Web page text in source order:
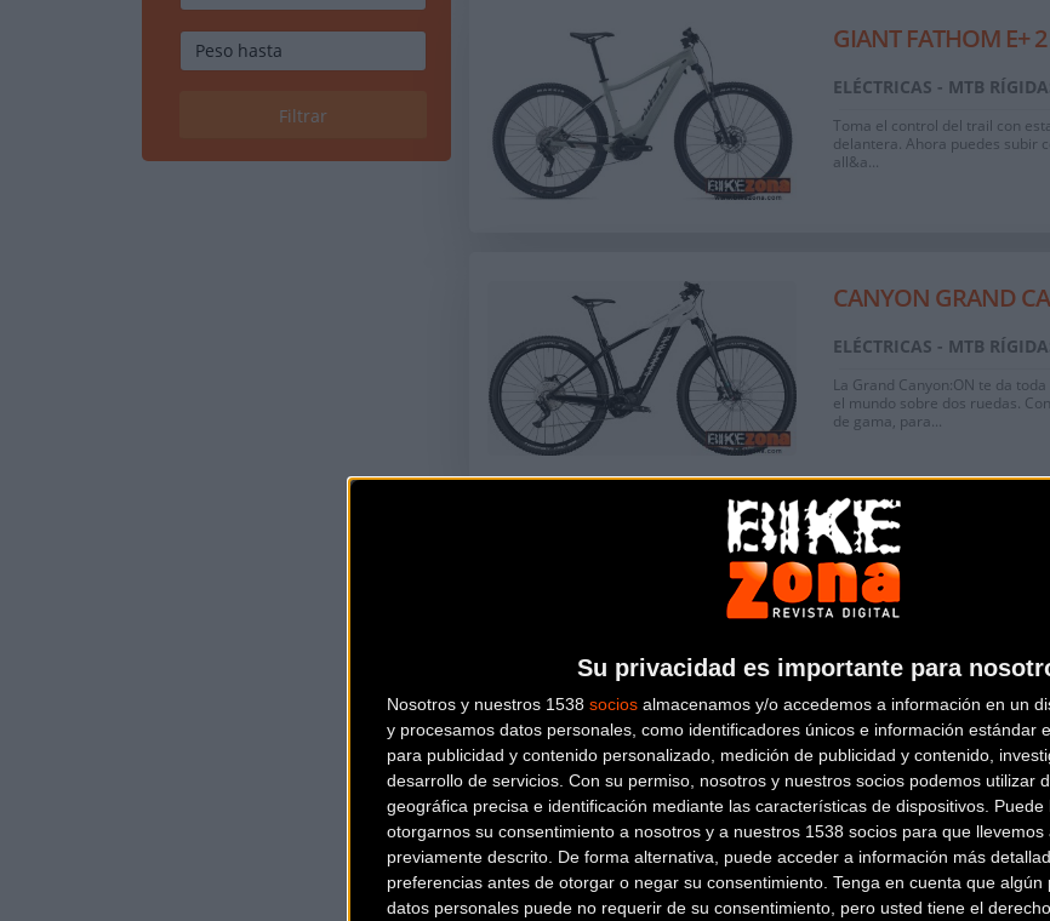
Su privacidad es importante para
Nosotros y nuestros 1538 socios almacenamos y/o accedemos a información en un
y procesamos datos personales, como identificadores únicos e información estándar
para publicidad y contenido personalizado, medición de publicidad y contenido,
desarrollo de servicios. Con su permiso, nosotros y nuestros socios podemos utilizar
geográfica precisa e identificación mediante las características de dispositivos. Puede
otorgarnos su consentimiento a nosotros y a nuestros 1538 socios para que
previamente descrito. De forma alternativa, puede acceder a información más
preferencias antes de otorgar o negar su consentimiento. Tenga en cuenta que
datos personales puede no requerir de su consentimiento, pero usted tiene el
Filtrar
GIANT FATHOM E+
ELÉCTRICAS - MTB
Toma el control del trail con
delantera. Ahora puedes subir
all&a...
CANYON GRAND
ELÉCTRICAS - MTB
La Grand Canyon:ON te da
el mundo sobre dos ruedas.
de gama, para...
CANYON GRAND
ELÉCTRICAS - MTB RÍGIDAS
Con la Grand Canyon:ON 7
montar en bicicleta cuándo y
SCOTT ASPECT
ELÉCTRICAS - MTB
La Aspect eRIDE 940 de
funcionamiento contrastado en